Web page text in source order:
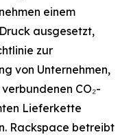
einem
ausgesetzt,
zur
von Unternehmen,
CO₂-
Lieferkette
Rackspace betreibt